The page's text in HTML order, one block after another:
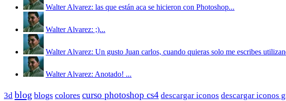
Walter Alvarez: las que están aca se hicieron con Photoshop...
Walter Alvarez: ;)...
Walter Alvarez: Un gusto Juan carlos, cuando quieras solo me escribes
Walter Alvarez: Anotado! ...
3d blog blogs colores curso photoshop cs4 descargar iconos descargar iconos